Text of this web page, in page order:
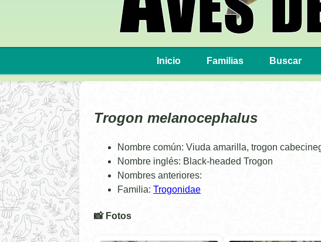
Inicio Familias Buscar
Trogon melanocephalus
Nombre común: Viuda amarilla, trogon
Nombre inglés: Black-headed Trogon
Nombres anteriores:
Familia: Trogonidae
📸 Fotos